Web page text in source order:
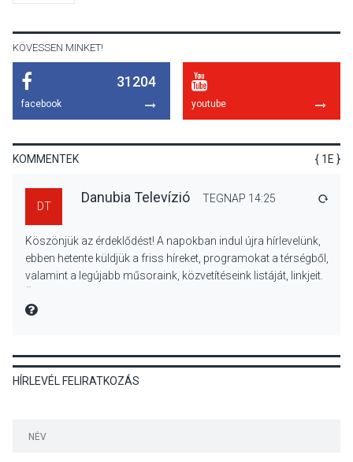
Különleges csillagles lesz
Tahitótfaluban a Bodor
KULTÚRA 2026 AUG 06
Színek, közösség és
KÖVESSEN MINKET!
31204
facebook youtube
KOMMENTEK { 1E }
DT
Danubia Televízió TEGNAP 14:25
Köszönjük az érdeklődést! A napokban indul újra hírlevelünk,
ebben hetente küldjük a friss híreket, programokat a térségből,
valamint a legújabb műsoraink, közvetítéseink listáját, linkjeit.
MIRE MONDTA
HÍRLEVÉL FELIRATKOZÁS